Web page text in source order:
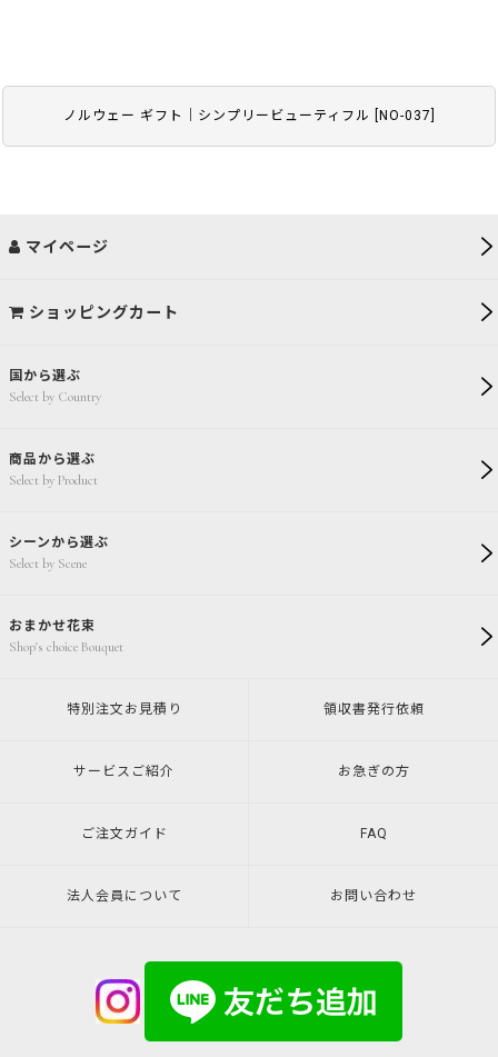
ノルウェー ギフト｜シンプリービューティフル NO-037
国から選ぶ
Select by Country
商品から選ぶ
Select by Product
シーンから選ぶ
Select by Scene
おまかせ花束
Shop's choice Bouquet
マイページ
ショッピングカート
特別注文 お見積り 領収書発行依頼
サービスご紹介 お急ぎの方
ご注文ガイド FAQ
法人会員について お問い合わせ